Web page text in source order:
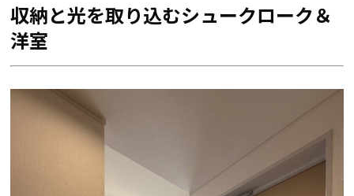
収納と光を取り込むシュークローク＆
洋室